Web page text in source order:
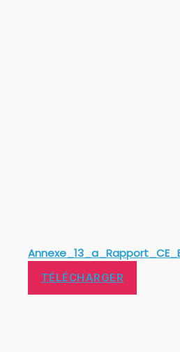
TÉLÉCHARGER